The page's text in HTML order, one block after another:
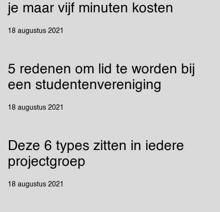
je maar vijf minuten kosten
18 augustus 2021
5 redenen om lid te worden bij
een studentenvereniging
18 augustus 2021
Deze 6 types zitten in iedere
projectgroep
18 augustus 2021